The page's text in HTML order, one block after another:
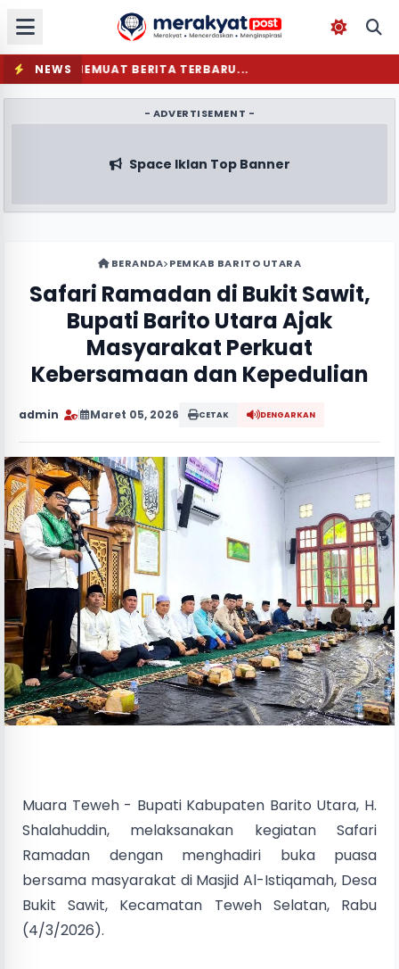
NEWS MEMUAT BERITA TERBARU...
- ADVERTISEMENT -
Space Iklan Top Banner
BERANDA PEMKAB BARITO UTARA
Safari Ramadan di Bukit Sawit,
Bupati Barito Utara Ajak
Masyarakat Perkuat
Kebersamaan dan Kepedulian
admin Maret 05, 2026 CETAK DENGARKAN
Muara Teweh - Bupati Kabupaten Barito Utara, H.
Shalahuddin, melaksanakan kegiatan Safari
Ramadan dengan menghadiri buka puasa
bersama masyarakat di Masjid Al-Istiqamah, Desa
Bukit Sawit, Kecamatan Teweh Selatan, Rabu
(4/3/2026).